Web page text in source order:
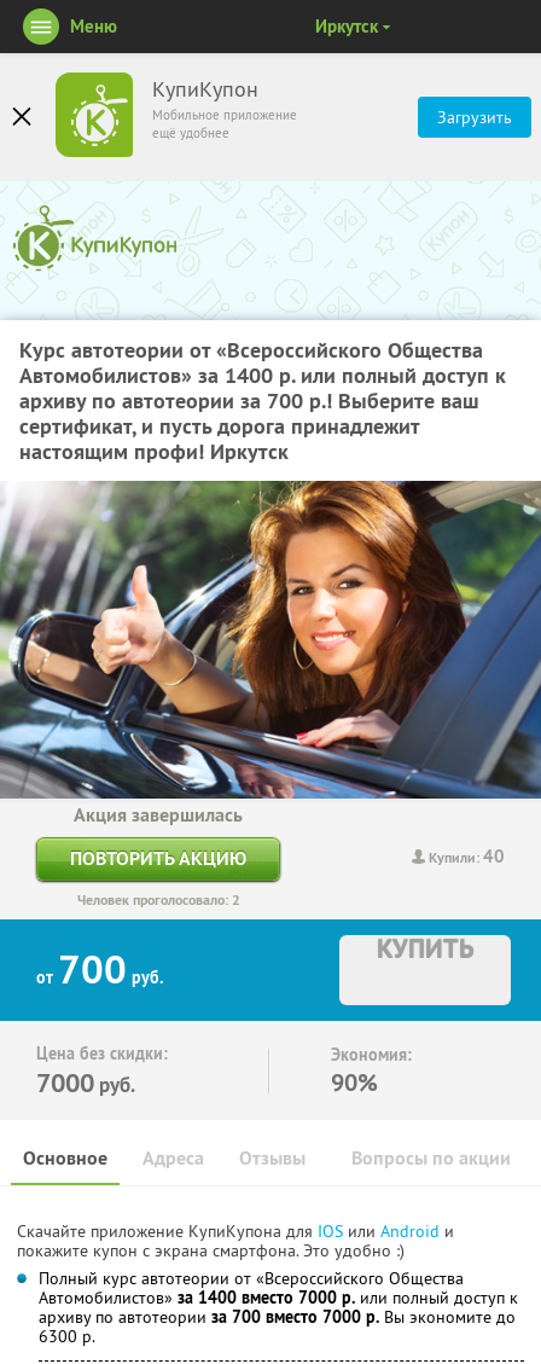
КупиКупон
Мобильное приложение
ещё удобнее
Загрузить
Меню Иркутск
Курс автотеории от «Всероссийского Общества
Автомобилистов» за 1400 р. или полный доступ к
архиву по автотеории за 700 р.! Выберите ваш
сертификат, и пусть дорога принадлежит
настоящим профи! Иркутск
Купили:40
Акция завершилась
ПОВТОРИТЬ АКЦИЮ
Человек проголосовало: 2
от 700 руб.
КУПИТЬ
Цена без скидки:
7000 руб.
Экономия:
90%
Основное Отзывы Вопросы по акции
Адреса
Скачайте приложение КупиКупона для IOS или Android и
покажите купон с экрана смартфона. Это удобно :)
Полный курс автотеории от «Всероссийского Общества
Автомобилистов» за 1400 вместо 7000 р. или полный доступ к
архиву по автотеории за 700 вместо 7000 р. Вы экономите до
6300 р.